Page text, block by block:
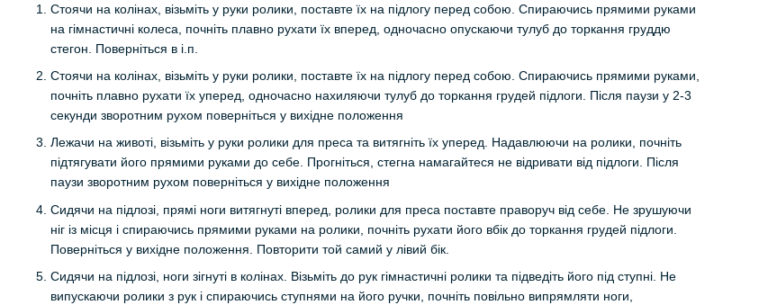
Стоячи на колінах, візьміть у руки ролики, поставте їх на підлогу перед собою. Спираючись прямими руками
на гімнастичні колеса, почніть плавно рухати їх вперед, одночасно опускаючи тулуб до торкання груддю
стегон. Поверніться в і.п.
Стоячи на колінах, візьміть у руки ролики, поставте їх на підлогу перед собою. Спираючись прямими руками,
почніть плавно рухати їх уперед, одночасно нахиляючи тулуб до торкання грудей підлоги. Після паузи у 2-3
секунди зворотним рухом поверніться у вихідне положення
Лежачи на животі, візьміть у руки ролики для преса та витягніть їх уперед. Надавлюючи на ролики, почніть
підтягувати його прямими руками до себе. Прогніться, стегна намагайтеся не відривати від підлоги. Після
паузи зворотним рухом поверніться у вихідне положення
Сидячи на підлозі, прямі ноги витягнуті вперед, ролики для преса поставте праворуч від себе. Не зрушуючи
ніг із місця і спираючись прямими руками на ролики, почніть рухати його вбік до торкання грудей підлоги.
Поверніться у вихідне положення. Повторити той самий у лівий бік.
Сидячи на підлозі, ноги зігнуті в колінах. Візьміть до рук гімнастичні ролики та підведіть його під ступні. Не
випускаючи ролики з рук і спираючись ступнями на його ручки, почніть повільно випрямляти ноги,